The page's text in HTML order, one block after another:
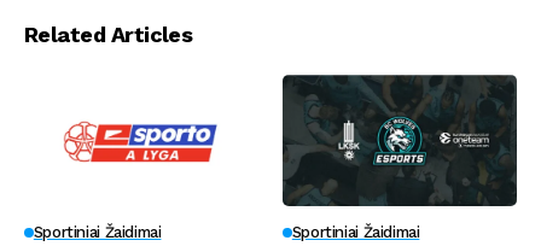
Related Articles
Sportiniai Žaidimai Sportiniai Žaidimai